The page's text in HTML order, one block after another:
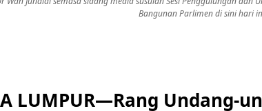
Bangunan Parlimen di sini hari
LUMPUR—Rang Undang-